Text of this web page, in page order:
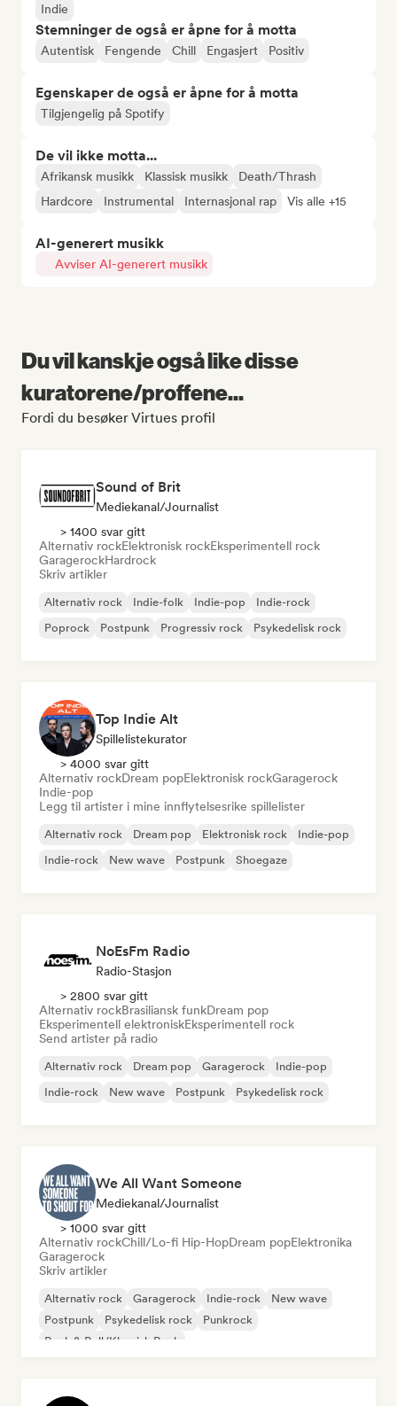
Indie
Stemninger de også er åpne for å motta
Autentisk Fengende Chill Engasjert Positiv
Egenskaper de også er åpne for å motta
Tilgjengelig på Spotify
De vil ikke motta...
Afrikansk musikk Klassisk musikk
Death/Thrash
Hardcore
Instrumental Internasjonal rap Vis alle +15
AI-generert musikk
Avviser AI-generert musikk
Du vil kanskje også like disse
kuratorene/proffene...
Fordi du besøker Virtues profil
Sound of Brit
Mediekanal/journalist
> 1400 svar gitt
Alternativ rockElektronisk rockEksperimentell rock
GaragerockHardrock
Skriv artikler
Alternativ rock Indie-folk Indie-pop
Indie-rock
Poprock
Postpunk Progressiv rock Psykedelisk rock
Top Indie Alt
Spillelistekurator
> 4000 svar gitt
Alternativ rockDream popElektronisk rockGaragerock
Indie-pop
Legg til artister i mine innflytelsesrike spillelister
Alternativ rock Dream pop Elektronisk rock
Indie-pop
Indie-rock
New wave Postpunk Shoegaze
NoEsFm Radio
Radio-Stasjon
> 2800 svar gitt
Alternativ rockBrasiliansk funkDream pop
Eksperimentell elektroniskEksperimentell rock
Send artister på radio
Alternativ rock Dream pop Garagerock
Indie-pop
Indie-rock
New wave Postpunk Psykedelisk rock
We All Want Someone
Mediekanal/journalist
> 1000 svar gitt
Alternativ rockChill/Lo-fi Hip-HopDream popElektronika
Garagerock
Skriv artikler
Alternativ rock Garagerock Indie-rock
New wave
Postpunk
Psykedelisk rock
Punkrock
Rock & Roll/Klassisk Rock